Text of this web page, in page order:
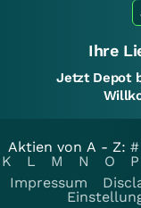
Ihre
Jetzt Depot
Aktien von A - Z: #
K
L M N O P
Impressum